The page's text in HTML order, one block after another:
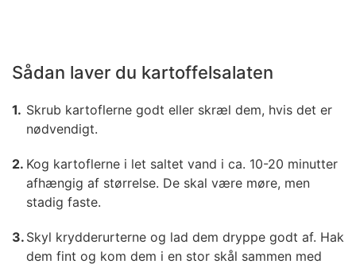
Sådan laver du kartoffelsalaten
Skrub kartoflerne godt eller skræl dem, hvis det er
nødvendigt.
Kog kartoflerne i let saltet vand i ca. 10-20 minutter
afhængig af størrelse. De skal være møre, men
stadig faste.
Skyl krydderurterne og lad dem dryppe godt af. Hak
dem fint og kom dem i en stor skål sammen med